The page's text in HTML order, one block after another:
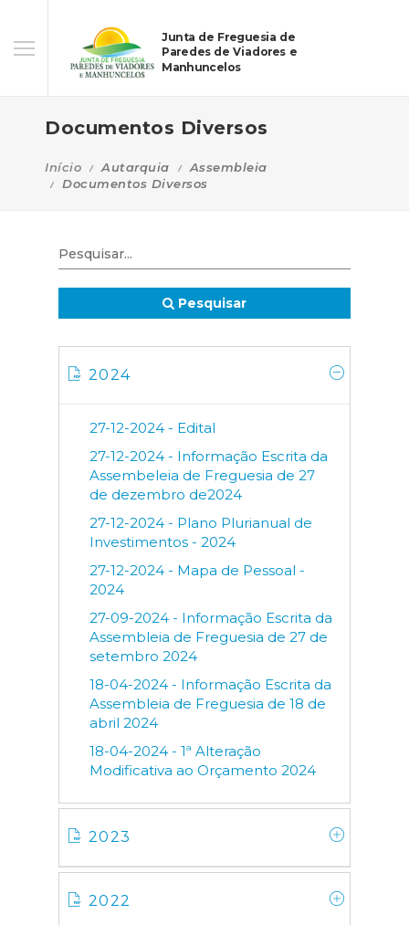
Junta de Freguesia de
Paredes de Viadores e
Manhuncelos
Documentos Diversos
Início Autarquia
Assembleia
Documentos Diversos
Pesquisar
2024
27-12-2024 - Edital
27-12-2024 - Informação Escrita da
Assembeleia de Freguesia de 27
de dezembro de2024
27-12-2024 - Plano Plurianual de
Investimentos - 2024
27-12-2024 - Mapa de Pessoal -
2024
27-09-2024 - Informação Escrita da
Assembleia de Freguesia de 27 de
setembro 2024
18-04-2024 - Informação Escrita da
Assembleia de Freguesia de 18 de
abril 2024
18-04-2024 - 1ª Alteração
Modificativa ao Orçamento 2024
2023
2022